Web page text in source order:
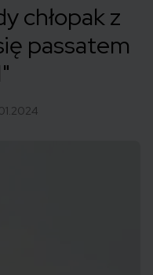
chłopak z
passatem